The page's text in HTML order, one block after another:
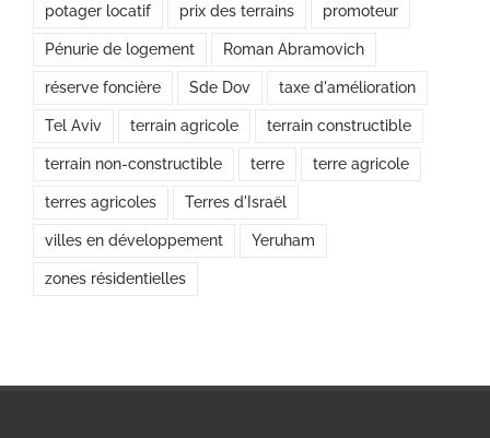
potager locatif prix des terrains promoteur
Pénurie de logement Roman Abramovich
réserve foncière Sde Dov taxe d'amélioration
Tel Aviv terrain agricole terrain constructible
terrain non-constructible terre terre agricole
terres agricoles Terres d'Israël
villes en développement Yeruham
zones résidentielles